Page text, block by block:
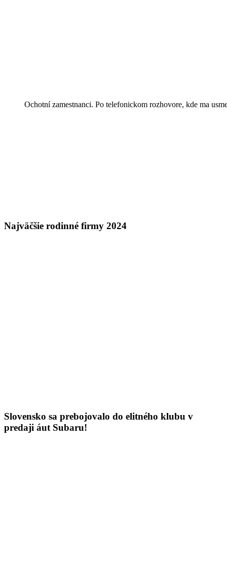
Ochotní zamestnanci. Po telefonickom rozhovore, kde ma
Najväčšie rodinné firmy 2024
Slovensko sa prebojovalo do elitného klubu v
predaji áut Subaru!